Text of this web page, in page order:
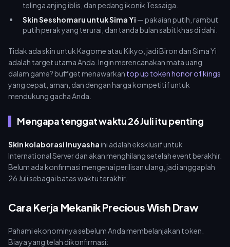
telinga anjing iblis, dan pedang ikonik Tessaiga.
Skin Sesshomaru untuk Sima Yi — pakaian putih, rambut
putih perak yang terurai, dan tanda bulan sabit khas di dahi.
Tidak ada skin untuk Kagome atau Kikyo, jadi Biron dan Sima Yi
adalah target utama Anda. Ingin merencanakan mata uang
dalam game? buffget menawarkan top up token honor of kings
yang cepat, aman, dan dengan harga kompetitif untuk
mendukung gacha Anda.
Mengapa tenggat waktu 26 Juli itu penting
Skin kolaborasi Inuyashaini adalah eksklusif untuk
International Server dan akan menghilang setelah event berakhir.
Belum ada konfirmasi mengenai perilisan ulang, jadi anggaplah
26 Juli sebagai batas waktu terakhir.
Cara Kerja Mekanik Precious Wish Draw
Pahami ekonominya sebelum Anda membelanjakan token.
Biaya yang telah dikonfirmasi: